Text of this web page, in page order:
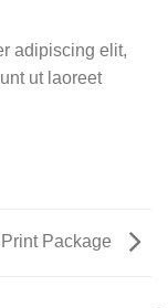
adipiscing elit,
ut laoreet
Package